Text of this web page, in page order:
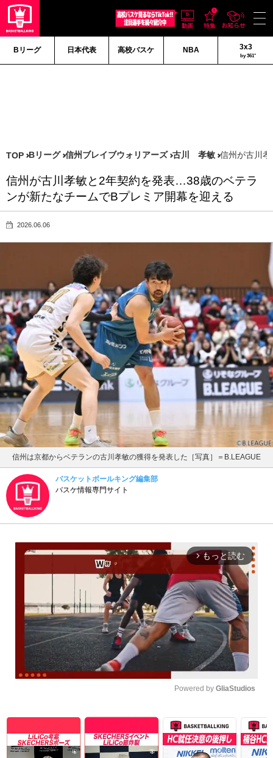
Bリーグ 日本代表 高校バスケ NBA 3x3
by 361°
TOP Bリーグ 信州ブレイブウォリアーズ 古川 孝敏 信州が古川
信州が古川孝敏と2年契約を発表…38歳のベテラ
ンが新たなチームでBプレミア開幕を迎える
2026.06.06
信州は京都からベテランの古川孝敏の獲得を発表した［写真］＝B.LEAGUE
バスケットボールキング編集部
バスケ情報専門サイト
arrow_forward_ios もっと読む
Powered by GliaStudios